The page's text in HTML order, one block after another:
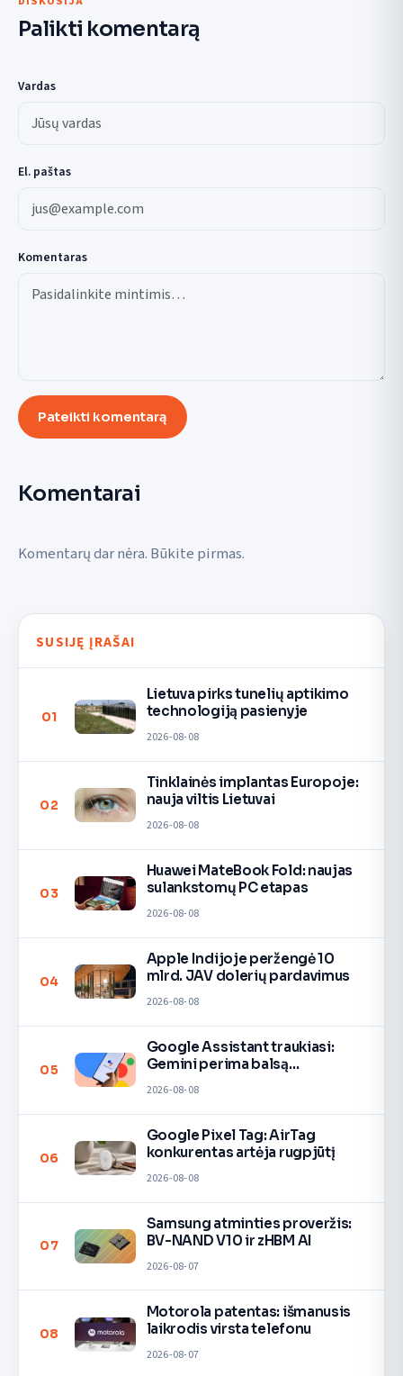
Palikti komentarą
Vardas
El. paštas
Komentaras
Pateikti komentarą
Komentarai
Komentarų dar nėra. Būkite pirmas.
SUSIJĘ ĮRAŠAI
01
Lietuva pirks tunelių aptikimo
technologiją pasienyje
2026-08-08
02
Tinklainės implantas Europoje:
nauja viltis Lietuvai
2026-08-08
03
Huawei MateBook Fold: naujas
sulankstomų PC etapas
2026-08-08
04
Apple Indijoje peržengė 10
mlrd. JAV dolerių pardavimus
2026-08-08
05
Google Assistant traukiasi:
Gemini perima balsą
2026-08-08
06
Google Pixel Tag: AirTag
konkurentas artėja rugpjūtį
2026-08-08
07
Samsung atminties proveržis:
BV-NAND V10 ir zHBM AI
2026-08-07
08
Motorola patentas: išmanusis
laikrodis virsta telefonu
2026-08-07